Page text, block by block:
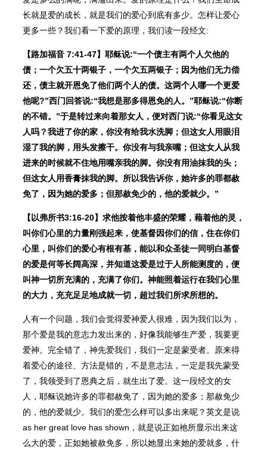
长就是爱的成长，就是我们的爱心到底有多少。怎样让爱心
更多一些？我们看一下爱的原理，我们读一段经文:
【路加福音 7:41-47】耶稣说:“一个债主有两个人欠他的
债；一个欠五十两银子，一个欠五两银子；因为他们无力偿
还，债主就开恩免了他们两个人的债。这两个人哪一个更爱
他呢?”西门回答说:“我想是那多得恩免的人。”耶稣说:“你断
的不错。”于是转过来向着那女人，便对西门说:“你看见这女
人吗？我进了你的家，你没有给我水洗脚；但这女人用眼泪
湿了我的脚，用头发擦干。你没有与我亲嘴；但这女人从我
进来的时候就不住地用嘴亲我的脚。你没有用油抹我的头；
但这女人用香膏抹我的脚。所以我告诉你，她许多的罪都赦
免了，因为她的爱多；但那赦免少的，他的爱就少。”
【以弗所书3:16-20】求他按着他丰盛的荣耀，藉着他的灵，
叫你们心里的力量刚强起来，使基督因你们的信，住在你们
心里，叫你们的爱心有根有基，能以和众圣徒一同明白基督
的爱是何等长阔高深，并知道这爱是过于人所能测度的，便
叫神一切所充满的，充满了你们。神能照着运行在我们心里
的大力，充充足足地成就一切，超过我们所求所想的。
人有一个问题，我们会觉得爱神爱人很难，因为我们以为，
那个爱是我的意志力发出来的，好像我能够生产爱，我要更
爱神。完全错了，神先爱我们，我们一定是蒙受者。原来得
着爱心的途径、方法是错的，不是意志法，一定是我先蒙受
了，我领受到了恩典之后，就生出了爱。这一段经文的女
人，耶稣说她许多的罪都赦免了，因为她的爱多；那赦免少
的，他的爱就少。我们的爱怎么样可以多出来呢？英文是说
as her great love has shown，就是说正如祂所显示出来这
么大的爱，正如她被赦免多，所以她显出来她的爱就多，什